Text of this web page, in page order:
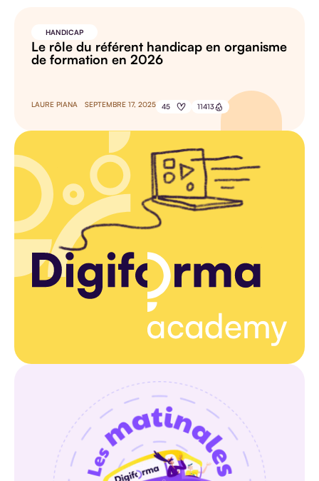
HANDICAP
Le rôle du référent handicap en organisme
de formation en 2026
LAURE PIANA SEPTEMBRE 17, 2025 45 11413